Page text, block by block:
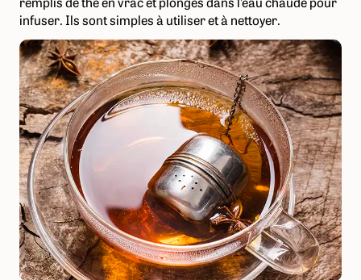
infuser. Ils sont simples à utiliser et à nettoyer.